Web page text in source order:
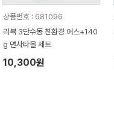
상품번호 : 681096
리복 3단수동 친환경 어스+140
g 면사타올 세트
10,300원